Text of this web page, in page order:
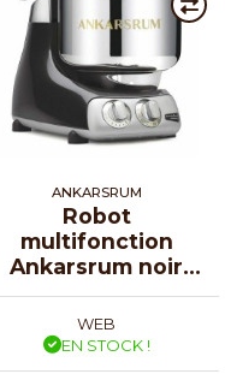
ANKARSRUM
Robot
multifonction
Ankarsrum noir
diamant
WEB
EN STOCK !